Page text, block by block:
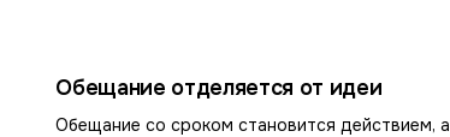
Обещание отделяется от идеи
Обещание со сроком становится действием, а